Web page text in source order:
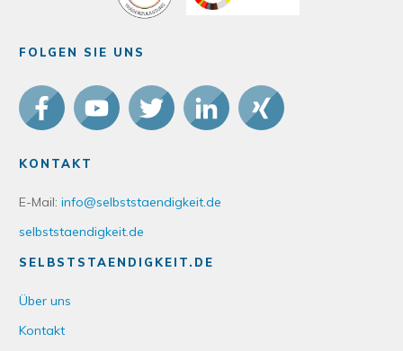
FOLGEN SIE UNS
KONTAKT
E-Mail: info@selbststaendigkeit.de
selbststaendigkeit.de
SELBSTSTAENDIGKEIT.DE
Über uns
Kontakt